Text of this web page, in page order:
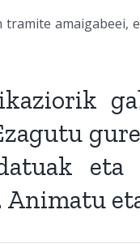
eta